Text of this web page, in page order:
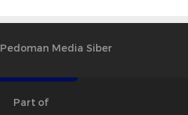
Pedoman Media Siber
Part of